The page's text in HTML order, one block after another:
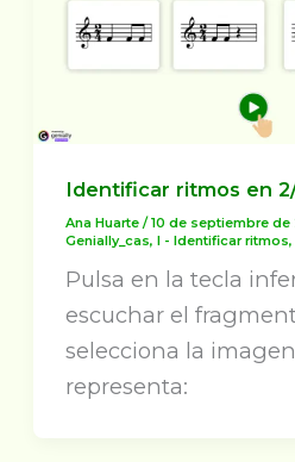
Identificar ritmos en
Ana Huarte/10 de septiembre de
Genially_cas,I - Identificar ritmos
Pulsa en la tecla
escuchar el
selecciona la
representa: